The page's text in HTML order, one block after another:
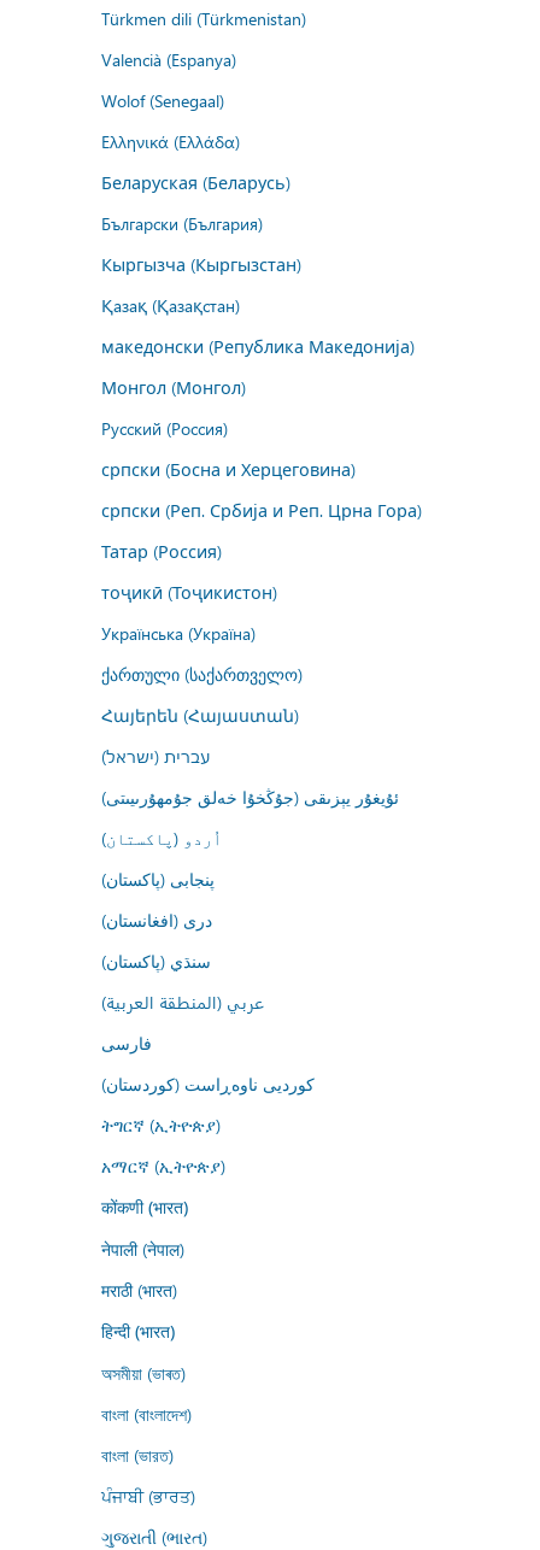
Türkmen dili (Türkmenistan)
Valencià (Espanya)
Wolof (Senegaal)
Ελληνικά (Ελλάδα)
Беларуская (Беларусь)
Български (България)
Кыргызча (Кыргызстан)
Қазақ (Қазақстан)
македонски (Република Македонија)
Монгол (Монгол)
Русский (Россия)
српски (Босна и Херцеговина)
српски (Реп. Србија и Реп. Црна Гора)
Татар (Россия)
тоҷикӣ (Тоҷикистон)
Українська (Україна)
ქართული (საქართველო)
Հայերեն (Հայաստան)
עברית (ישראל)
ئۇيغۇر يېزىقى (جۇڭخۇا خەلق جۇمھۇرىيىتى)
اُردو (پاکستان)
پنجابی (پاکستان)
درى (افغانستان)
سنڌي (پاکستان)
عربي (المنطقة العربية)
فارسى
کوردیی ناوەڕاست (کوردستان)
ትግርኛ (ኢትዮጵያ)
አማርኛ (ኢትዮጵያ)
कोंकणी (भारत)
नेपाली (नेपाल)
मराठी (भारत)
हिन्दी (भारत)
অসমীয়া (ভাৰত)
বাংলা (বাংলাদেশ)
বাংলা (ভারত)
ਪੰਜਾਬੀ (ਭਾਰਤ)
ગુજરાતી (ભારત)